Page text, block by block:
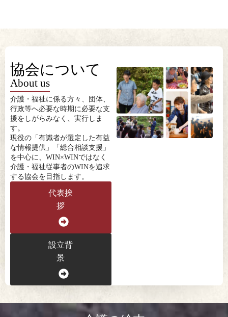
協会について
About us
介護・福祉に係る方々、団体、
行政等へ必要な時期に必要な支
援をしがらみなく、実行しま
す。
現役の「有識者が選定した有益
な情報提供」「総合相談支援」
を中心に、WIN×WINではなく
介護・福祉従事者のWINを追求
する協会を目指します。
代表挨
拶
設立背
景